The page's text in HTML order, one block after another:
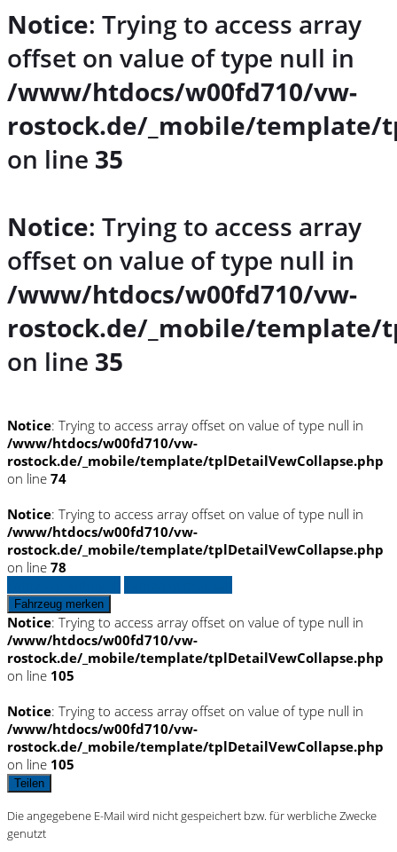
Notice: Trying to access array
offset on value of type null in
/www/htdocs/w00fd710/vw-
rostock.de/_mobile/template/
on line 35
Notice: Trying to access array
offset on value of type null in
/www/htdocs/w00fd710/vw-
rostock.de/_mobile/template/
on line 35
Notice: Trying to access array offset on value of type null in
/www/htdocs/w00fd710/vw-
rostock.de/_mobile/template/tplDetailVewCollapse.php
on line 74
Notice: Trying to access array offset on value of type null in
/www/htdocs/w00fd710/vw-
rostock.de/_mobile/template/tplDetailVewCollapse.php
on line 78
Fahrzeug merken
Notice: Trying to access array offset on value of type null in
/www/htdocs/w00fd710/vw-
rostock.de/_mobile/template/tplDetailVewCollapse.php
on line 105
Notice: Trying to access array offset on value of type null in
/www/htdocs/w00fd710/vw-
rostock.de/_mobile/template/tplDetailVewCollapse.php
on line 105
Teilen
Die angegebene E-Mail wird nicht gespeichert bzw. für werbliche Zwecke
genutzt